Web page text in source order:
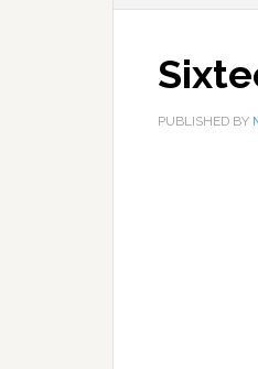
PUBLISHED BY